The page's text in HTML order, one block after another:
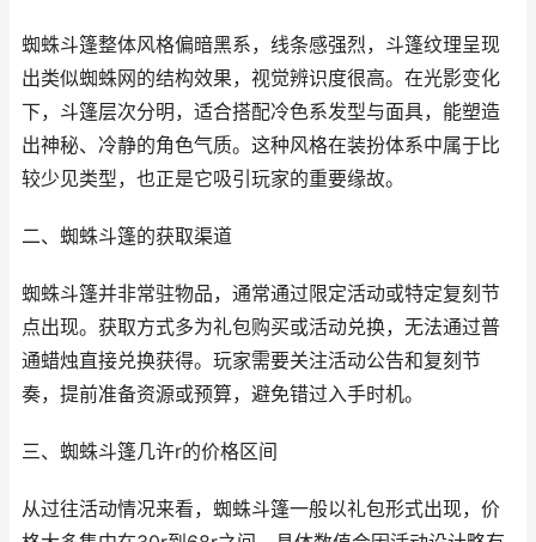
蜘蛛斗篷整体风格偏暗黑系，线条感强烈，斗篷纹理呈现
出类似蜘蛛网的结构效果，视觉辨识度很高。在光影变化
下，斗篷层次分明，适合搭配冷色系发型与面具，能塑造
出神秘、冷静的角色气质。这种风格在装扮体系中属于比
较少见类型，也正是它吸引玩家的重要缘故。
二、蜘蛛斗篷的获取渠道
蜘蛛斗篷并非常驻物品，通常通过限定活动或特定复刻节
点出现。获取方式多为礼包购买或活动兑换，无法通过普
通蜡烛直接兑换获得。玩家需要关注活动公告和复刻节
奏，提前准备资源或预算，避免错过入手时机。
三、蜘蛛斗篷几许r的价格区间
从过往活动情况来看，蜘蛛斗篷一般以礼包形式出现，价